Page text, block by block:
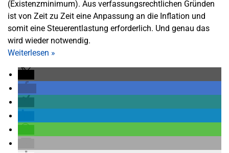
(Existenzminimum). Aus verfassungsrechtlichen Gründen
ist von Zeit zu Zeit eine Anpassung an die Inflation und
somit eine Steuerentlastung erforderlich. Und genau das
wird wieder notwendig.
Weiterlesen »